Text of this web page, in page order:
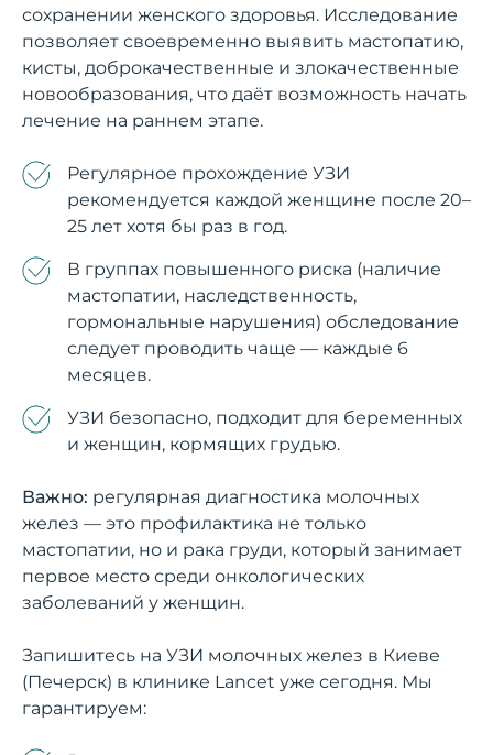
сохранении женского здоровья. Исследование
позволяет своевременно выявить мастопатию,
кисты, доброкачественные и злокачественные
новообразования, что даёт возможность начать
лечение на раннем этапе.
Регулярное прохождение УЗИ
рекомендуется каждой женщине после 20–
25 лет хотя бы раз в год.
В группах повышенного риска (наличие
мастопатии, наследственность,
гормональные нарушения) обследование
следует проводить чаще — каждые 6
месяцев.
УЗИ безопасно, подходит для беременных
и женщин, кормящих грудью.
Важно: регулярная диагностика молочных
желез — это профилактика не только
мастопатии, но и рака груди, который занимает
первое место среди онкологических
заболеваний у женщин.
Запишитесь на УЗИ молочных желез в Киеве
(Печерск) в клинике Lancet уже сегодня. Мы
гарантируем: